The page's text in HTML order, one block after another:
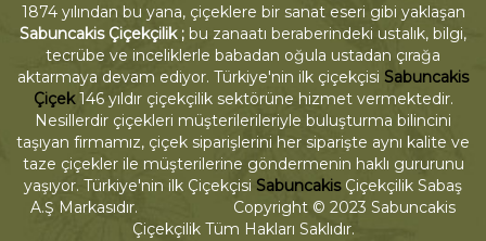
1874 yılından bu yana, çiçeklere bir sanat eseri gibi yaklaşan
Sabuncakis Çiçekçilik ; bu zanaatı beraberindeki ustalık, bilgi,
tecrübe ve inceliklerle babadan oğula ustadan çırağa
aktarmaya devam ediyor. Türkiye'nin ilk çiçekçisi Sabuncakis
Çiçek146 yıldır çiçekçilik sektörüne hizmet vermektedir.
Nesillerdir çiçekleri müşterilerileriyle buluşturma bilincini
taşıyan firmamız, çiçek siparişlerini her siparişte aynı kalite ve
taze çiçekler ile müşterilerine göndermenin haklı gururunu
yaşıyor. Türkiye'nin ilk Çiçekçisi SabuncakisÇiçekçilik Sabaş
A.Ş Markasıdır. Copyright © 2023 Sabuncakis
Çiçekçilik Tüm Hakları Saklıdır.